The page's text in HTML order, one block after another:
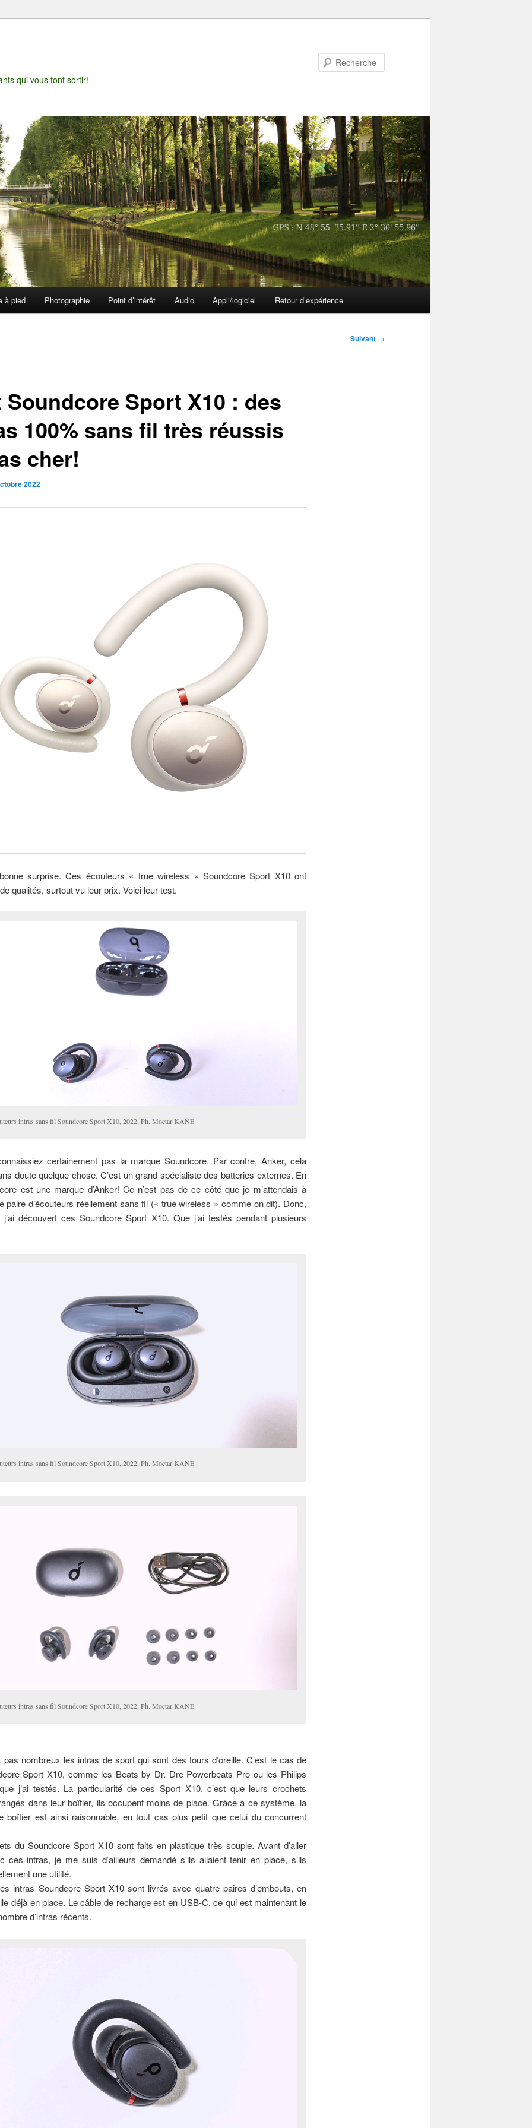
qui vous font sortir!
à pied Photographie Point d’intérêt Audio Appli/logiciel Retour d’expérience
Suivant →
Soundcore Sport X10 : des
100% sans fil très réussis
cher!
2022
surprise. Ces écouteurs « true wireless » Soundcore Sport X10 ont
qualités, surtout vu leur prix. Voici leur test.
intras sans fil Soundcore Sport X10, 2022, Ph. Moctar KANE.
certainement pas la marque Soundcore. Par contre, Anker, cela
doute quelque chose. C’est un grand spécialiste des batteries externes. En
est une marque d’Anker! Ce n’est pas de ce côté que je m’attendais à
paire d’écouteurs réellement sans fil (« true wireless » comme on dit). Donc,
découvert ces Soundcore Sport X10. Que j’ai testés pendant plusieurs
intras sans fil Soundcore Sport X10, 2022, Ph. Moctar KANE.
intras sans fil Soundcore Sport X10, 2022, Ph. Moctar KANE.
nombreux les intras de sport qui sont des tours d’oreille. C’est le cas de
Sport X10, comme les Beats by Dr. Dre Powerbeats Pro ou les Philips
j’ai testés. La particularité de ces Sport X10, c’est que leurs crochets
dans leur boîtier, ils occupent moins de place. Grâce à ce système, la
boîtier est ainsi raisonnable, en tout cas plus petit que celui du concurrent
du Soundcore Sport X10 sont faits en plastique très souple. Avant d’aller
ces intras, je me suis d’ailleurs demandé s’ils allaient tenir en place, s’ils
une utilité.
intras Soundcore Sport X10 sont livrés avec quatre paires d’embouts, en
déjà en place. Le câble de recharge est en USB-C, ce qui est maintenant le
d’intras récents.